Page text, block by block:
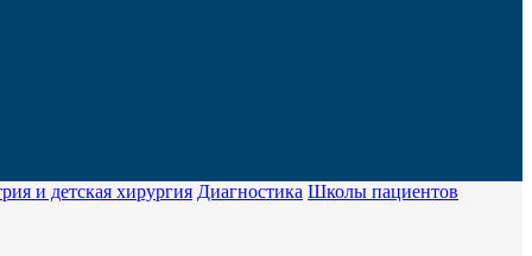
и детская хирургия Диагностика Школы пациентов